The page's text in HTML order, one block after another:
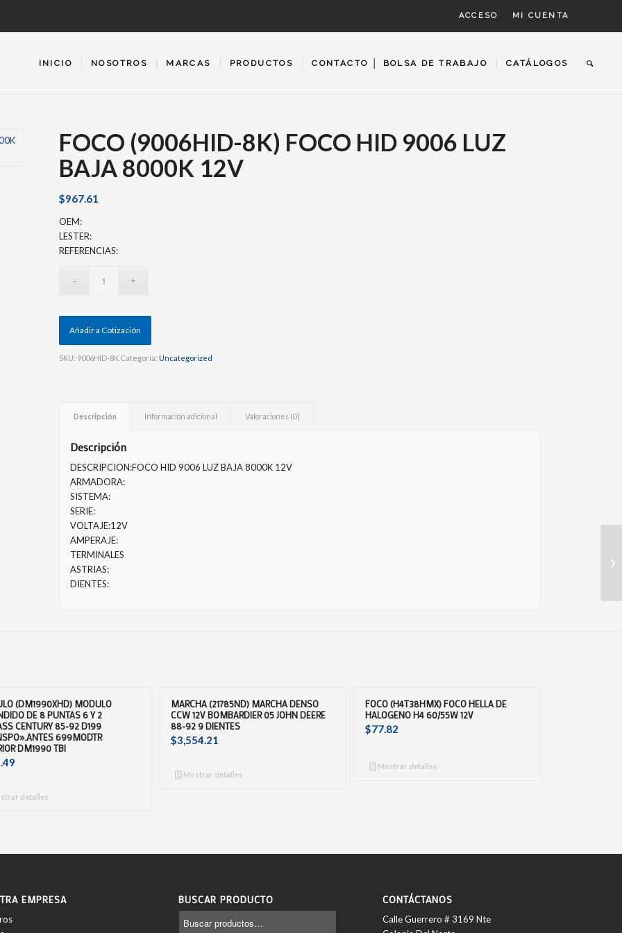
ACCESO MI CUENTA
INICIO NOSOTROS MARCAS PRODUCTOS CONTACTO │ BOLSA DE TRABAJO CATÁLOGOS
FOCO (9006HID-8K) FOCO HID 9006 LUZ
BAJA 8000K 12V
$967.61
OEM:
LESTER:
REFERENCIAS:
Añadir a Cotización
SKU: 9006HID-8K Categoría: Uncategorized
Descripción Información adicional Valoraciones (0)
Descripción
DESCRIPCION:FOCO HID 9006 LUZ BAJA 8000K 12V
ARMADORA:
SISTEMA:
SERIE:
VOLTAJE:12V
AMPERAJE:
TERMINALES
ASTRIAS:
DIENTES:
(DM1990XHD) MODULO
DE 8 PUNTAS 6 Y 2
CENTURY 85-92 D199
699MODTR
DM1990 TBI
detalles
MARCHA (21785ND) MARCHA DENSO
CCW 12V BOMBARDIER 05 JOHN DEERE
88-92 9 DIENTES
$3,554.21
Mostrar detalles
FOCO (H4T38HMX) FOCO HELLA DE
HALOGENO H4 60/55W 12V
$77.82
Mostrar detalles
EMPRESA BUSCAR PRODUCTO CONTÁCTANOS
Calle Guerrero # 3169 Nte